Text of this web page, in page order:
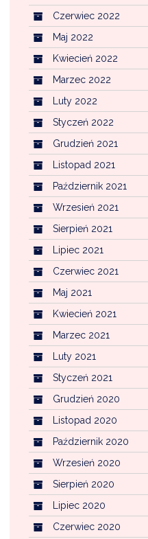
Czerwiec 2022
Maj 2022
Kwiecień 2022
Marzec 2022
Luty 2022
Styczeń 2022
Grudzień 2021
Listopad 2021
Październik 2021
Wrzesień 2021
Sierpień 2021
Lipiec 2021
Czerwiec 2021
Maj 2021
Kwiecień 2021
Marzec 2021
Luty 2021
Styczeń 2021
Grudzień 2020
Listopad 2020
Październik 2020
Wrzesień 2020
Sierpień 2020
Lipiec 2020
Czerwiec 2020